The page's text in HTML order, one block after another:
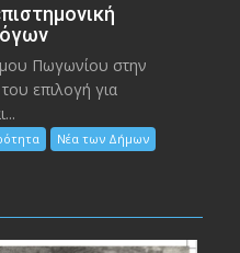
Πωγωνίου στην
επιλογή για
Νέα των Δήμων